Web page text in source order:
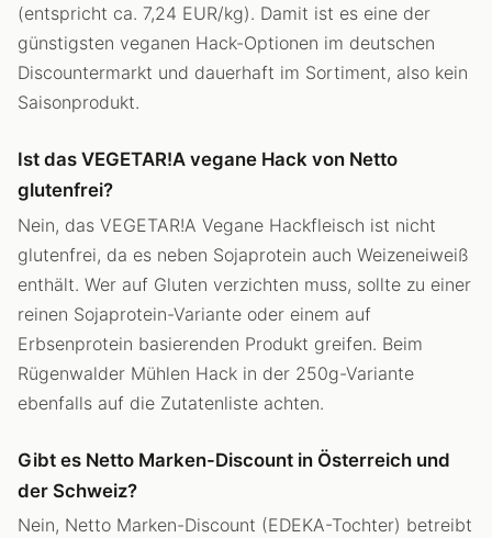
(entspricht ca. 7,24 EUR/kg). Damit ist es eine der
günstigsten veganen Hack-Optionen im deutschen
Discountermarkt und dauerhaft im Sortiment, also kein
Saisonprodukt.
Ist das VEGETAR!A vegane Hack von Netto
glutenfrei?
Nein, das VEGETAR!A Vegane Hackfleisch ist nicht
glutenfrei, da es neben Sojaprotein auch Weizeneiweiß
enthält. Wer auf Gluten verzichten muss, sollte zu einer
reinen Sojaprotein-Variante oder einem auf
Erbsenprotein basierenden Produkt greifen. Beim
Rügenwalder Mühlen Hack in der 250g-Variante
ebenfalls auf die Zutatenliste achten.
Gibt es Netto Marken-Discount in Österreich und
der Schweiz?
Nein, Netto Marken-Discount (EDEKA-Tochter) betreibt